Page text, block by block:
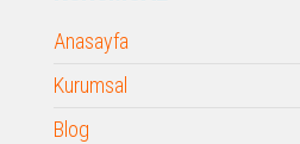
Anasayfa
Kurumsal
Blog